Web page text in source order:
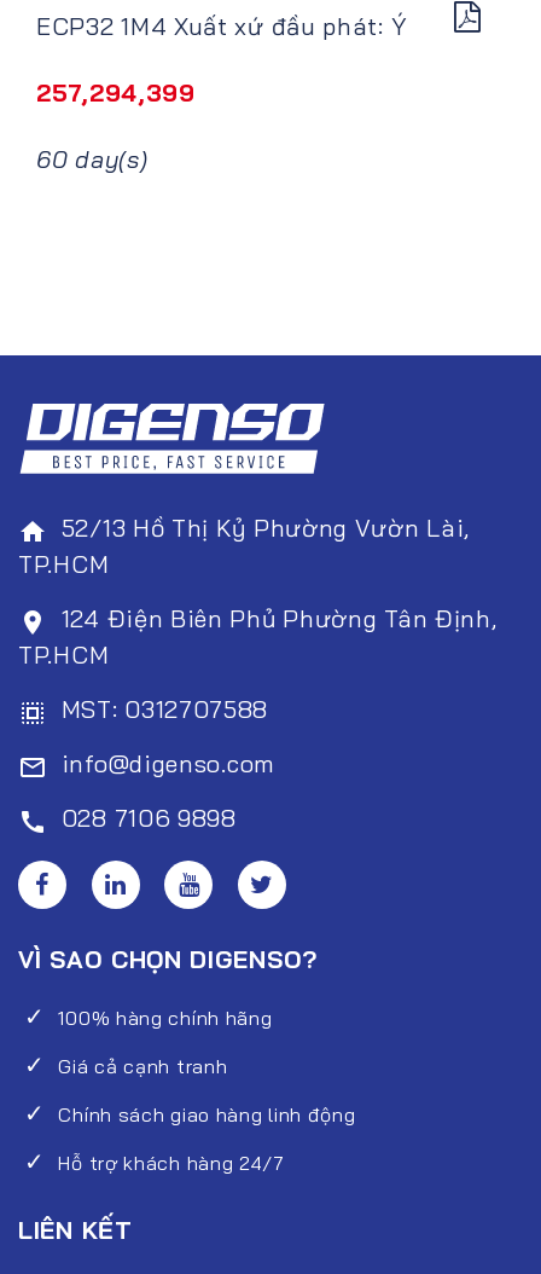
ECP32 1M4 Xuất xứ đầu phát: Ý
257,294,399
60 day(s)
home 52/13 Hồ Thị Kỷ Phường Vườn Lài,
TP.HCM
room
124 Điện Biên Phủ Phường Tân Định,
TP.HCM
select_all MST: 0312707588
mail_outline info@digenso.com
call 028 7106 9898
VÌ SAO CHỌN DIGENSO?
100% hàng chính hãng
Giá cả cạnh tranh
Chính sách giao hàng linh động
Hỗ trợ khách hàng 24/7
LIÊN KẾT